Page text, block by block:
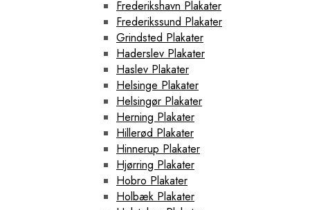
Frederikshavn Plakater
Frederikssund Plakater
Grindsted Plakater
Haderslev Plakater
Haslev Plakater
Helsinge Plakater
Helsingør Plakater
Herning Plakater
Hillerød Plakater
Hinnerup Plakater
Hjørring Plakater
Hobro Plakater
Holbæk Plakater